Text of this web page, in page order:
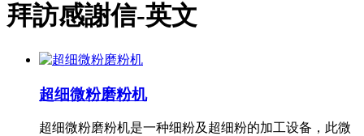
拜訪感謝信-英文
超细微粉磨粉机
超细微粉磨粉机是一种细粉及超细粉的加工设备，此微